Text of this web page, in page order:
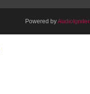
Powered byAudioIgniter